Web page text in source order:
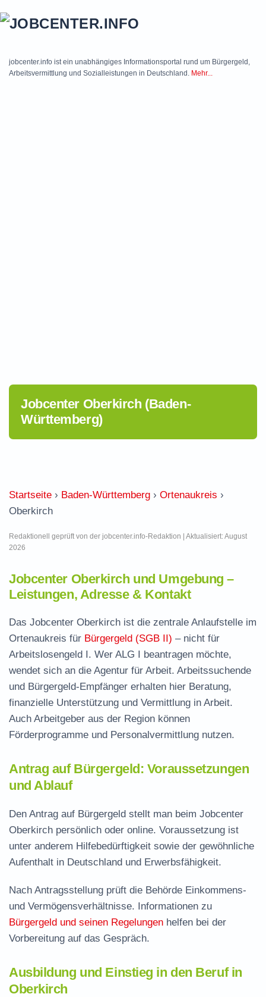
jobcenter.info ist ein unabhängiges Informationsportal rund um Bürgergeld,
Arbeitsvermittlung und Sozialleistungen in Deutschland. Mehr...
Jobcenter Oberkirch (Baden-
Württemberg)
Startseite › Baden-Württemberg › Ortenaukreis ›
Oberkirch
Redaktionell geprüft von der jobcenter.info-Redaktion | Aktualisiert: August
2026
Jobcenter Oberkirch und Umgebung –
Leistungen, Adresse & Kontakt
Das Jobcenter Oberkirch ist die zentrale Anlaufstelle im
Ortenaukreis für Bürgergeld (SGB II) – nicht für
Arbeitslosengeld I. Wer ALG I beantragen möchte,
wendet sich an die Agentur für Arbeit. Arbeitssuchende
und Bürgergeld-Empfänger erhalten hier Beratung,
finanzielle Unterstützung und Vermittlung in Arbeit.
Auch Arbeitgeber aus der Region können
Förderprogramme und Personalvermittlung nutzen.
Antrag auf Bürgergeld: Voraussetzungen
und Ablauf
Den Antrag auf Bürgergeld stellt man beim Jobcenter
Oberkirch persönlich oder online. Voraussetzung ist
unter anderem Hilfebedürftigkeit sowie der gewöhnliche
Aufenthalt in Deutschland und Erwerbsfähigkeit.
Nach Antragsstellung prüft die Behörde Einkommens-
und Vermögensverhältnisse. Informationen zu
Bürgergeld und seinen Regelungen helfen bei der
Vorbereitung auf das Gespräch.
Ausbildung und Einstieg in den Beruf in
Oberkirch